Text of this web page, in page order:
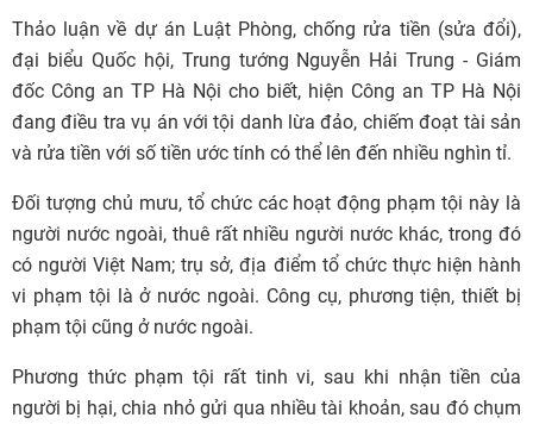
Thảo luận về dự án Luật Phòng, chống rửa tiền (sửa đổi),
đại biểu Quốc hội, Trung tướng Nguyễn Hải Trung - Giám
đốc Công an TP Hà Nội cho biết, hiện Công an TP Hà Nội
đang điều tra vụ án với tội danh lừa đảo, chiếm đoạt tài sản
và rửa tiền với số tiền ước tính có thể lên đến nhiều nghìn tỉ.
Đối tượng chủ mưu, tổ chức các hoạt động phạm tội này là
người nước ngoài, thuê rất nhiều người nước khác, trong đó
có người Việt Nam; trụ sở, địa điểm tổ chức thực hiện hành
vi phạm tội là ở nước ngoài. Công cụ, phương tiện, thiết bị
phạm tội cũng ở nước ngoài.
Phương thức phạm tội rất tinh vi, sau khi nhận tiền của
người bị hại, chia nhỏ gửi qua nhiều tài khoản, sau đó chụm